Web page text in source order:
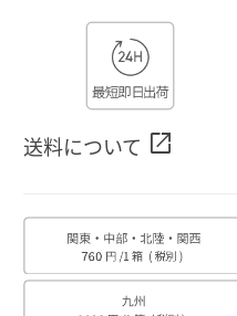
送料について open_in_new